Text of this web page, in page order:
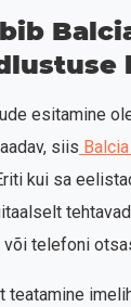
esitamine
siis
kui sa
telefoni
teatamine